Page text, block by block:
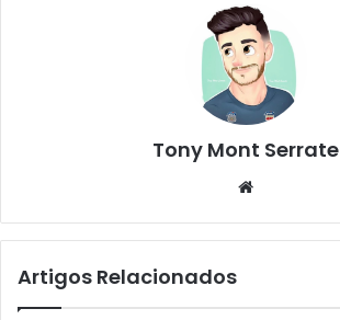
Tony Mont Serrate
te
Artigos Relacionados